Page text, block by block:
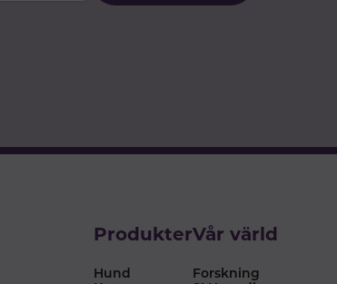
Produkter
Hund
Vår värld
Forskning